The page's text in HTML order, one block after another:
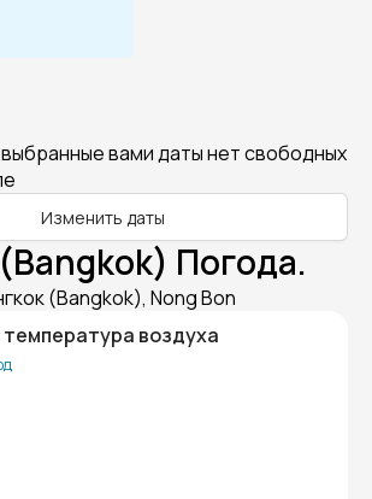
вами даты нет свободных
Изменить даты
Погода.
(Bangkok), Nong Bon
воздуха